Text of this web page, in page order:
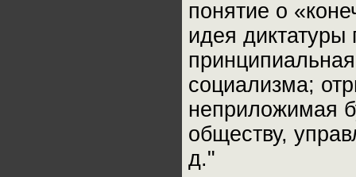
понятие о
идея диктатуры
социализма;
неприложимая
обществу,
д."